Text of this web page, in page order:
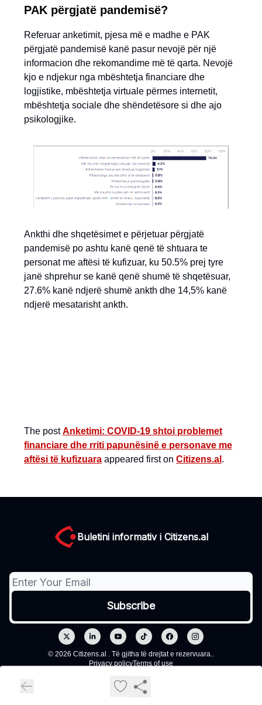
PAK përgjatë pandemisë?
Referuar anketimit, pjesa më e madhe e PAK
përgjatë pandemisë kanë pasur nevojë për një
informacion dhe rekomandime më të qarta. Nevojë
kjo e ndjekur nga mbështetja financiare dhe
logjistike, mbështetja virtuale përmes internetit,
mbështetja sociale dhe shëndetësore si dhe ajo
psikologjike.
Ankthi dhe shqetësimet e përjetuar përgjatë
pandemisë po ashtu kanë qenë të shtuara te
personat me aftësi të kufizuar, ku 50.5% prej tyre
janë shprehur se kanë qenë shumë të shqetësuar,
27.6% kanë ndjerë shumë ankth dhe 14,5% kanë
ndjerë mesatarisht ankth.
The postAnketimi: COVID-19 shtoi problemet
financiare dhe rriti papunësinë e personave me
aftësi të kufizuara appeared first on Citizens.al .
Buletini informativ i Citizens.al
© 2026 Citizens.al . Të gjitha të drejtat e rezervuara..
Privacy policyTerms of use
Powered by beehiiv